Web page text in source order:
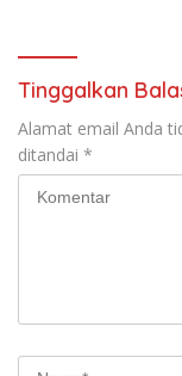
Tinggalkan
Alamat email Anda
ditandai *